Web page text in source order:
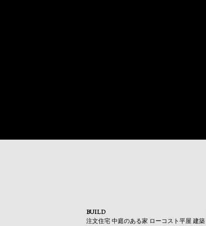
BUILD
注文住宅 中庭のある家 ローコスト平屋 建築